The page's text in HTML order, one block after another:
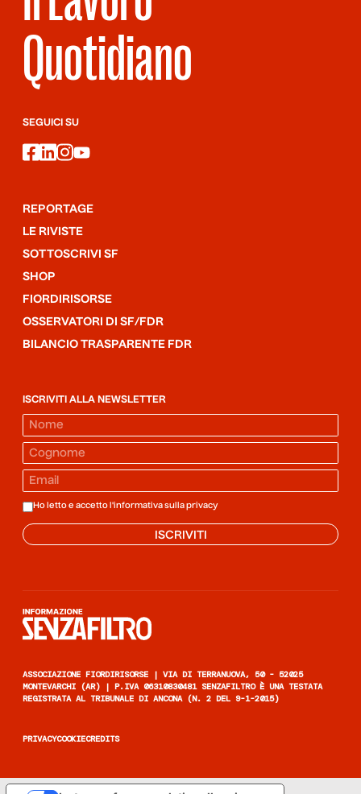
Quotidiano
SEGUICI SU
facebook
linkedin
instagram
youtube
REPORTAGE
LE RIVISTE
SOTTOSCRIVI SF
SHOP
FIORDIRISORSE
OSSERVATORI DI SF/FDR
BILANCIO TRASPARENTE FDR
ISCRIVITI ALLA NEWSLETTER
Ho letto e accetto l'informativa sulla privacy
ISCRIVITI
ASSOCIAZIONE FIORDIRISORSE | VIA DI TERRANUOVA, 50 - 52025
MONTEVARCHI (AR) | P.IVA 06310830481 SENZAFILTRO È UNA TESTATA
REGISTRATA AL TRIBUNALE DI ANCONA (N. 2 DEL 9-1-2015)
PRIVACYCOOKIECREDITS